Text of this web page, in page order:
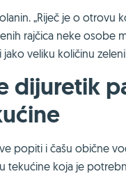
„Riječ je o otrovu
rajčica neke
veliku količinu
dijuretik
popiti i čašu obične
tekućine koja je